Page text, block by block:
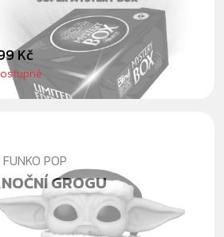
Kč
FUNKO POP
GROGU